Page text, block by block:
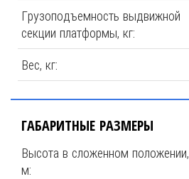
Грузоподъемность выдвижной
секции платформы, кг:
Вес, кг:
ГАБАРИТНЫЕ РАЗМЕРЫ
Высота в сложенном положении,
м: